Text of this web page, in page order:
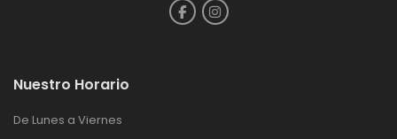
Nuestro Horario
De Lunes a Viernes